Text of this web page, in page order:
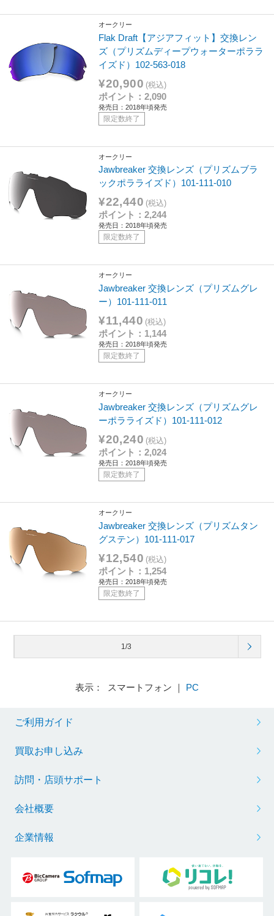
オークリー
Flak Draft【アジアフィット】交換レン
ズ（プリズムディープウォーターポララ
イズド）102-563-018
¥20,900 (税込)
ポイント：2,090
発売日：2018年頃発売
限定数終了
オークリー
Jawbreaker 交換レンズ（プリズムブラ
ックポラライズド）101-111-010
¥22,440 (税込)
ポイント：2,244
発売日：2018年頃発売
限定数終了
オークリー
Jawbreaker 交換レンズ（プリズムグレ
ー）101-111-011
¥11,440 (税込)
ポイント：1,144
発売日：2018年頃発売
限定数終了
オークリー
Jawbreaker 交換レンズ（プリズムグレ
ーポラライズド）101-111-012
¥20,240 (税込)
ポイント：2,024
発売日：2018年頃発売
限定数終了
オークリー
Jawbreaker 交換レンズ（プリズムタン
グステン）101-111-017
¥12,540 (税込)
ポイント：1,254
発売日：2018年頃発売
限定数終了
1/3
表示： スマートフォン ｜ PC
ご利用ガイド
買取お申し込み
訪問・店頭サポート
会社概要
企業情報